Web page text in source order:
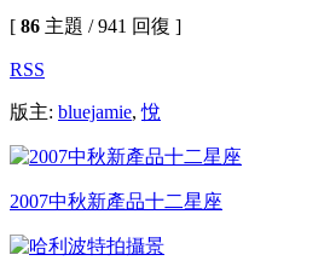
[ 86 主題 / 941 回復 ]
RSS
版主: bluejamie,悅
2007中秋新產品十二星座